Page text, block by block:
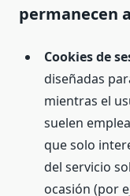
permanecen
Cookies de
diseñadas
mientras el
suelen
que solo
del servicio
ocasión (por